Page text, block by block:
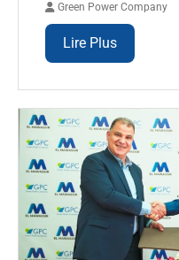
Green Power Company
Lire Plus